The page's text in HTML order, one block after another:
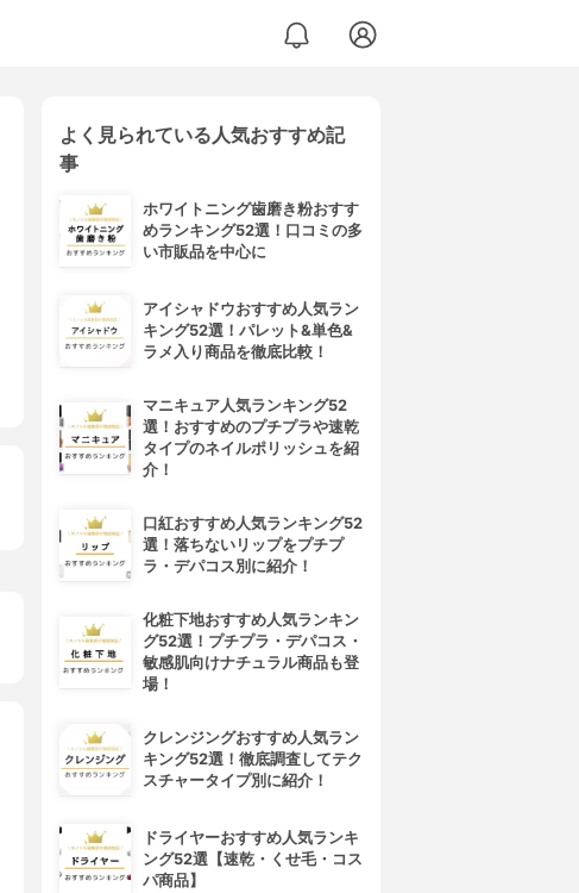
よく見られている人気おすすめ記
事
ホワイトニング歯磨き粉おすす
めランキング52選！口コミの多
い市販品を中心に
アイシャドウおすすめ人気ラン
キング52選！パレット&単色&
ラメ入り商品を徹底比較！
マニキュア人気ランキング52
選！おすすめのプチプラや速乾
タイプのネイルポリッシュを紹
介！
口紅おすすめ人気ランキング52
選！落ちないリップをプチプ
ラ・デパコス別に紹介！
化粧下地おすすめ人気ランキン
グ52選！プチプラ・デパコス・
敏感肌向けナチュラル商品も登
場！
クレンジングおすすめ人気ラン
キング52選！徹底調査してテク
スチャータイプ別に紹介！
ドライヤーおすすめ人気ランキ
ング52選【速乾・くせ毛・コス
パ商品】